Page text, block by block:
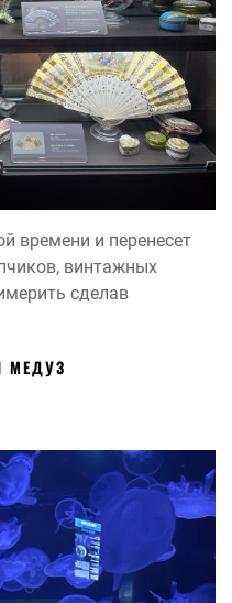
времени и перенесет
винтажных
сделав
МЕДУЗ